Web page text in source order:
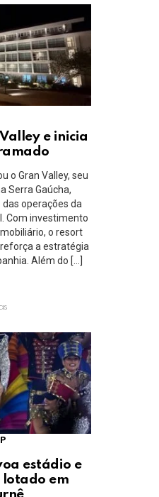
e inicia
o Gran Valley, seu
Serra Gaúcha,
operações da
Com investimento
o resort
a estratégia
Além do […]
estádio e
lotado em